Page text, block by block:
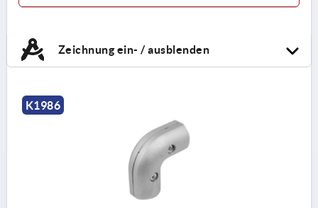
Zeichnung ein- / ausblenden
K1986